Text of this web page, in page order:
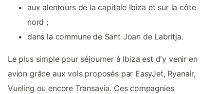
aux alentours de la capitale Ibiza et sur la côte
nord ;
dans la commune de Sant Joan de Labritja.
Le plus simple pour séjourner à Ibiza est d'y venir en
avion grâce aux vols proposés par EasyJet, Ryanair,
Vueling ou encore Transavia. Ces compagnies